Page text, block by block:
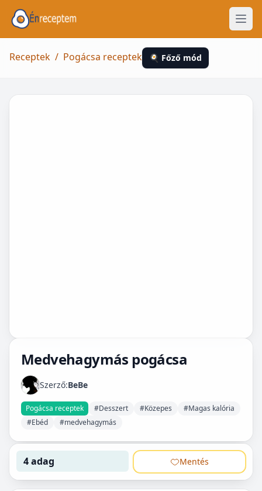
Receptek / Pogácsa receptek 🍳 Főző mód
Medvehagymás pogácsa
Szerző:BeBe
Pogácsa receptek #Desszert #Közepes
#Magas kalória
#Ebéd
#medvehagymás
4 adag Mentés